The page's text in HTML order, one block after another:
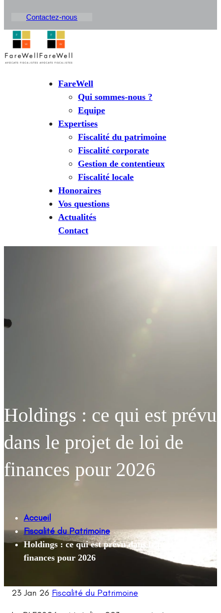
Contactez-nous
FareWell
Qui sommes-nous ?
Equipe
Expertises
Fiscalité du patrimoine
Fiscalité corporate
Gestion de contentieux
Fiscalité locale
Honoraires
Vos questions
Actualités
Contact
Holdings : ce qui est prévu
dans le projet de loi de
finances pour 2026
Accueil
Fiscalité du Patrimoine
Holdings : ce qui est prévu dans le projet de loi de
finances pour 2026
23 Jan 26 Fiscalité du Patrimoine